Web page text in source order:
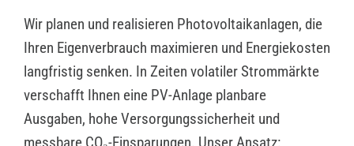
Wir planen und realisieren Photovoltaikanlagen, die
Ihren Eigenverbrauch maximieren und Energiekosten
langfristig senken. In Zeiten volatiler Strommärkte
verschafft Ihnen eine PV-Anlage planbare
Ausgaben, hohe Versorgungssicherheit und